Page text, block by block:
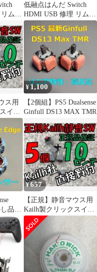
ムー
低融点はんだ Switch
HDMI USB 修理 リムー
バ100g10u033
ス用
イッ
¥1,100
【2個組】PS5 Dualsense
Ginfull DS13 MAX TMR
品
ー
¥657
【正規】静音マウス用
Kailh製クリックスイッ
チ５ケ＋１０cm MUTE